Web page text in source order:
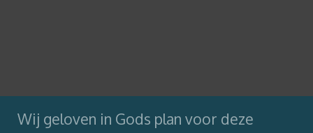
Wij geloven in Gods plan voor deze